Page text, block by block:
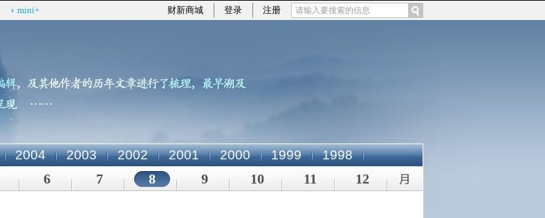
财新商城 登录 注册
mini+
2004 2003 2002 2001 2000 1999 1998
6 7 8 9 10 11 12